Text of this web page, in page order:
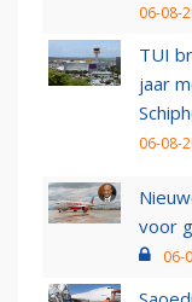
06-08-
TUI
jaar
06-08-
voor
06-